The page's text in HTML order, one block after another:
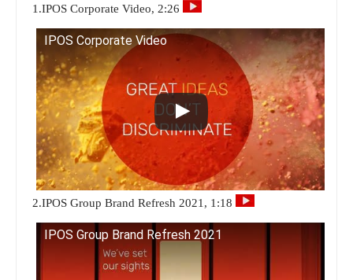
1.IPOS Corporate Video, 2:26
IPOS Corporate Video
2.IPOS Group Brand Refresh 2021, 1:18
IPOS Group Brand Refresh 2021